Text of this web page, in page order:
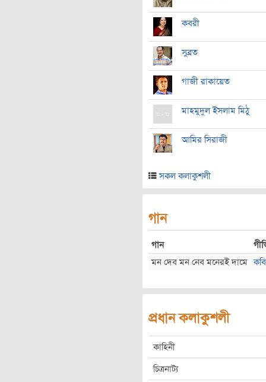
কবরী
সুব্রত
গাজী রাকায়েত
মাহমুদুল ইসলাম মিঠু
আমির সিরাজী
সকল কলাকুশলী
গান
গান
মন দেব মন নেব মনেরই দামে
প্রধান কলাকুশলী
কাহিনী
চিত্রনাট্য